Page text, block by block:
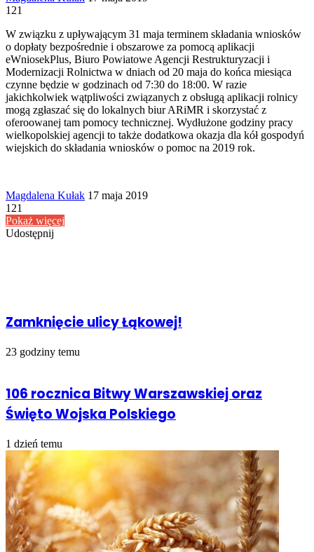
121
W związku z upływającym 31 maja terminem składania wniosków
o dopłaty bezpośrednie i obszarowe za pomocą aplikacji
eWniosekPlus, Biuro Powiatowe Agencji Restrukturyzacji i
Modernizacji Rolnictwa w dniach od 20 maja do końca miesiąca
czynne będzie w godzinach od 7:30 do 18:00. W razie
jakichkolwiek wątpliwości związanych z obsługą aplikacji rolnicy
mogą zgłaszać się do lokalnych biur ARiMR i skorzystać z
oferoowanej tam pomocy technicznej. Wydłużone godziny pracy
wielkopolskiej agencji to także dodatkowa okazja dla kół gospodyń
wiejskich do składania wniosków o pomoc na 2019 rok.
Magdalena Kułak Send
17 maja 2019
121
Pokaż więcej
Udostępnij
Zamknięcie ulicy Łąkowej!
23 godziny temu
106 rocznica Bitwy Warszawskiej oraz
Święto Wojska Polskiego
1 dzień temu